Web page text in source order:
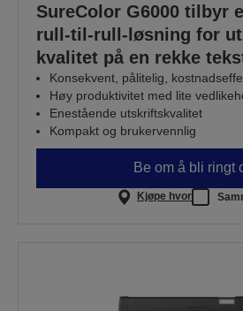
SureColor G6000 tilbyr
rull-til-rull-løsning for
kvalitet på en rekke
Konsekvent, pålitelig,
Høy produktivitet med lite
Enestående utskriftskvalitet
Kompakt og brukervennlig
Be om å bli ringt
Kjøpe hvor